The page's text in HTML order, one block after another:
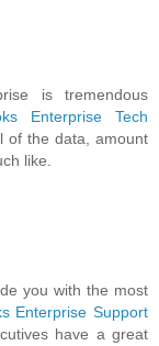
is tremendous
Enterprise Tech
of the data, amount
like.
you with the most
Enterprise Support
have a great